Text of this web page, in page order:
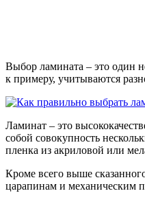
Выбор ламината – это один
к примеру, учитываются
Ламинат – это
собой совокупность
пленка из акриловой или
Кроме всего выше
царапинам и механическим